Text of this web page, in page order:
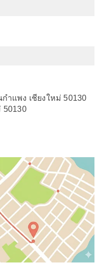
ำแพง เชียงใหม่ 50130
50130